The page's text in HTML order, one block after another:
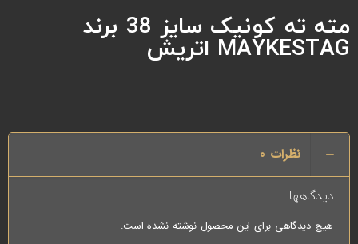
مته ته کونیک سایز 38 برند
MAYKESTAG اتریش
نظرات 0
دیدگاهها
هیچ دیدگاهی برای این محصول نوشته نشده است.